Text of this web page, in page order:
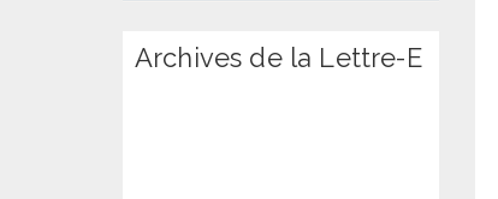
Archives de la Lettre-E